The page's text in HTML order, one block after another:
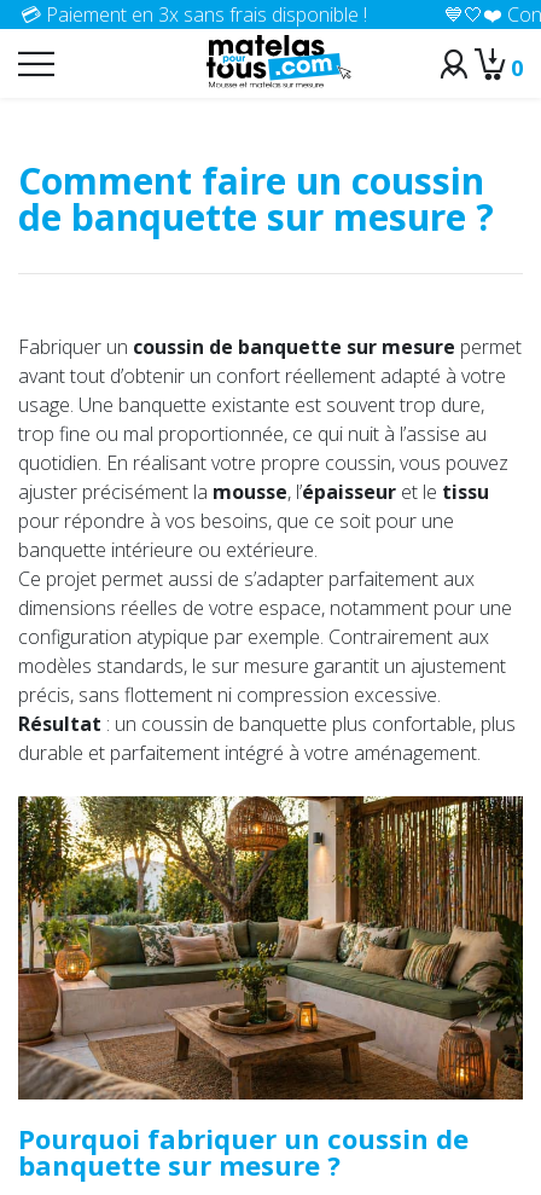
en 3x sans frais disponible ! 💙🤍❤️
0
Accueil
Comment faire un coussin
de banquette​ sur mesure ?
Fabriquer un coussin de banquette sur mesure permet
avant tout d’obtenir un confort réellement adapté à votre
usage. Une banquette existante est souvent trop dure,
trop fine ou mal proportionnée, ce qui nuit à l’assise au
quotidien. En réalisant votre propre coussin, vous pouvez
ajuster précisément la mousse, l’épaisseur et le tissu
pour répondre à vos besoins, que ce soit pour une
banquette intérieure ou extérieure.
Ce projet permet aussi de s’adapter parfaitement aux
dimensions réelles de votre espace, notamment pour une
configuration atypique par exemple. Contrairement aux
modèles standards, le sur mesure garantit un ajustement
précis, sans flottement ni compression excessive.
Résultat : un coussin de banquette plus confortable, plus
durable et parfaitement intégré à votre aménagement.
Pourquoi fabriquer un coussin de
banquette sur mesure ?